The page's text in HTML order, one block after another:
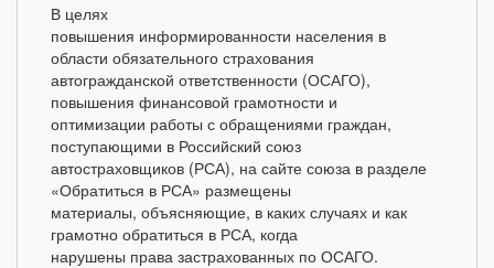
В целях
повышения информированности населения в
области обязательного страхования
автогражданской ответственности (ОСАГО),
повышения финансовой грамотности и
оптимизации работы с обращениями граждан,
поступающими в Российский союз
автостраховщиков (РСА), на сайте союза в разделе
«Обратиться в РСА» размещены
материалы, объясняющие, в каких случаях и как
грамотно обратиться в РСА, когда
нарушены права застрахованных по ОСАГО.